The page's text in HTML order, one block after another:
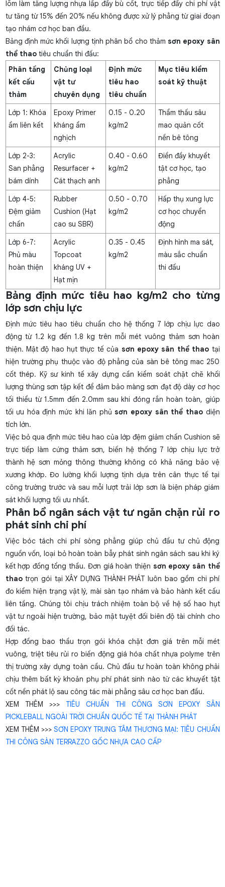
lõm làm tăng lượng nhựa lấp đầy bù cốt, trực tiếp đẩy chi phí vật
tư tăng từ 15% đến 20% nếu không được xử lý phẳng từ giai đoạn
tạo nhám cơ học ban đầu.
Bảng định mức khối lượng tịnh phân bổ cho thảm sơn epoxy sân
thể thaotiêu chuẩn thi đấu:
Phân tầng
kết cấu
thảm
Chủng loại
vật tư
chuyên dụng
Định mức
tiêu hao
tiêu chuẩn
Mục tiêu kiểm
soát kỹ thuật
Lớp 1: Khóa
ẩm liên kết
Epoxy Primer
kháng ẩm
nghịch
0.15 - 0.20
kg/m2
Thẩm thấu sâu
mao quản cốt
nền bê tông
Lớp 2-3:
San phẳng
bám dính
Acrylic
Resurfacer +
Cát thạch anh
0.40 - 0.60
kg/m2
Điền đầy khuyết
tật cơ học, tạo
phẳng
Lớp 4-5:
Đệm giảm
chấn
Rubber
Cushion (Hạt
cao su SBR)
0.50 - 0.70
kg/m2
Hấp thụ xung lực
cơ học chuyển
động
Lớp 6-7:
Phủ màu
hoàn thiện
Acrylic
Topcoat
kháng UV +
Hạt mịn
0.35 - 0.45
kg/m2
Định hình ma sát,
màu sắc chuẩn
thi đấu
Bảng định mức tiêu hao kg/m2 cho từng
lớp sơn chịu lực
Định mức tiêu hao tiêu chuẩn cho hệ thống 7 lớp chịu lực dao
động từ 1.2 kg đến 1.8 kg trên mỗi mét vuông thảm sơn hoàn
thiện. Mật độ hao hụt thực tế của sơn epoxy sân thể thao tại
hiện trường phụ thuộc vào độ phẳng của sàn bê tông mac 250
cốt thép. Kỹ sư kinh tế xây dựng cần kiểm soát chặt chẽ khối
lượng thùng sơn tập kết để đảm bảo màng sơn đạt độ dày cơ học
tối thiểu từ 1.5mm đến 2.0mm sau khi đóng rắn hoàn toàn, giúp
tối ưu hóa định mức khi lăn phủ sơn epoxy sân thể thaodiện
tích lớn.
Việc bỏ qua định mức tiêu hao của lớp đệm giảm chấn Cushion sẽ
trực tiếp làm cứng thảm sơn, biến hệ thống 7 lớp chịu lực trở
thành hệ sơn mỏng thông thường không có khả năng bảo vệ
xương khớp. Đo lường khối lượng tịnh dựa trên cân thực tế tại
công trường trước và sau mỗi lượt trải lớp sơn là biện pháp giám
sát khối lượng tối ưu nhất.
Phân bổ ngân sách vật tư ngăn chặn rủi ro
phát sinh chi phí
Việc bóc tách chi phí sòng phẳng giúp chủ đầu tư chủ động
nguồn vốn, loại bỏ hoàn toàn bẫy phát sinh ngân sách sau khi ký
kết hợp đồng tổng thầu. Đơn giá hoàn thiện sơn epoxy sân thể
thaotrọn gói tại XÂY DỰNG THÀNH PHÁT luôn bao gồm chi phí
đo kiểm hiện trạng vật lý, mài sàn tạo nhám và bảo hành kết cấu
liên tầng. Chúng tôi chịu trách nhiệm toàn bộ về hệ số hao hụt
vật tư ngoài hiện trường, bảo mật tuyệt đối biên độ tài chính cho
đối tác.
Hợp đồng bao thầu trọn gói khóa chặt đơn giá trên mỗi mét
vuông, triệt tiêu rủi ro biến động giá hóa chất nhựa polyme trên
thị trường xây dựng toàn cầu. Chủ đầu tư hoàn toàn không phải
chịu thêm bất kỳ khoản phụ phí phát sinh nào từ các khuyết tật
cốt nền phát lộ sau công tác mài phẳng sâu cơ học ban đầu.
XEM THÊM >>>TIÊU CHUẨN THI CÔNG SƠN EPOXY SÂN
PICKLEBALL NGOÀI TRỜI CHUẨN QUỐC TẾ TẠI THÀNH PHÁT
XEM THÊM >>> SƠN EPOXY TRUNG TÂM THƯƠNG MẠI: TIÊU CHUẨN
THI CÔNG SÀN TERRAZZO GỐC NHỰA CAO CẤP